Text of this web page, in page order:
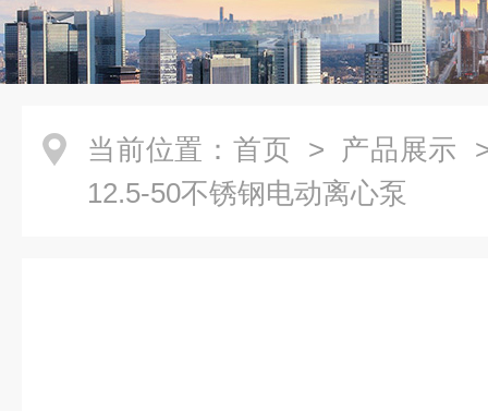
当前位置： 首页 > 产品展示
12.5-50不锈钢电动离心泵